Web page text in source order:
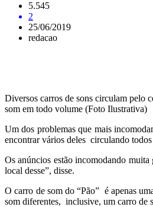
5.545
2
25/06/2019
redacao
Diversos carros de sons circulam pelo
som em todo volume (Foto Ilustrativa)
Um dos problemas que mais
encontrar vários deles circulando
Os anúncios estão incomodando
local desse”, disse.
O carro de som do “Pão” é apenas
som diferentes, inclusive, um carro de